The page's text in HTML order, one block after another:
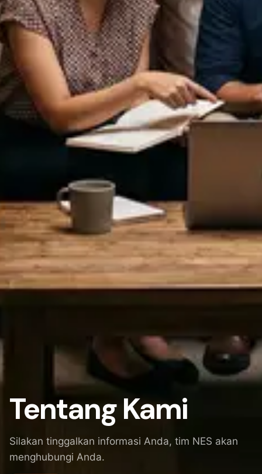
Tentang Kami
Silakan tinggalkan informasi Anda, tim NES akan
menghubungi Anda.